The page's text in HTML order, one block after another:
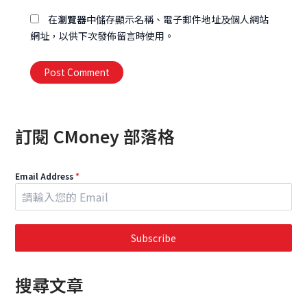
在瀏覽器中儲存顯示名稱、電子郵件地址及個人網站
網址，以供下次發佈留言時使用。
訂閱 CMoney 部落格
Email Address*
Subscribe
搜尋文章